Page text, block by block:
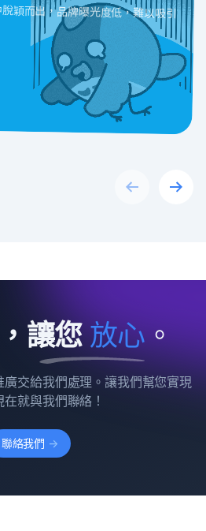
穎而出，品牌曝光度低，難以吸引
PreviousNext
讓您放心。
交給我們處理。讓我們幫您實現
在就與我們聯絡！
聯絡我們 ->